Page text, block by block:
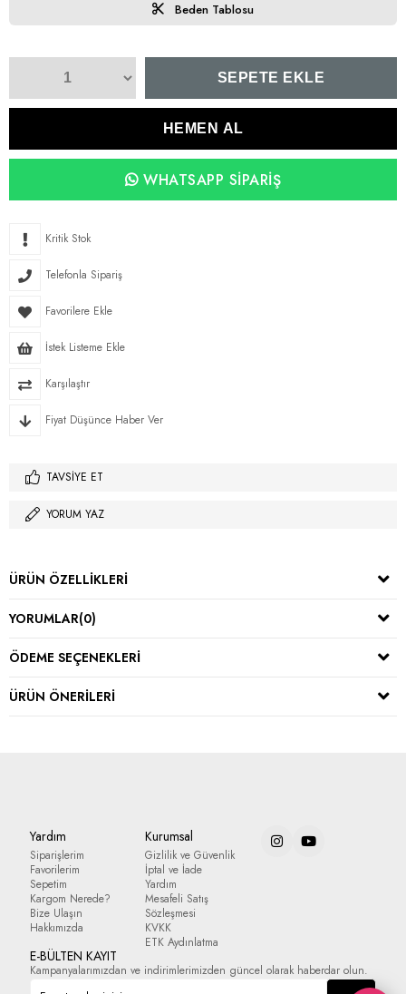
Beden Tablosu
WHATSAPP SIPARIŞ
Kritik Stok
Telefonla Sipariş
Favorilere Ekle
İstek Listeme Ekle
Karşılaştır
Fiyat Düşünce Haber Ver
TAVSIYE ET
YORUM YAZ
ÜRÜN ÖZELLIKLERI
YORUMLAR(0)
ÖDEME SEÇENEKLERI
ÜRÜN ÖNERILERI
Yardım
Siparişlerim
Favorilerim
Sepetim
Kargom Nerede?
Bize Ulaşın
Hakkımızda
Kurumsal
Gizlilik ve Güvenlik
İptal ve İade
Yardım
Mesafeli Satış
Sözleşmesi
KVKK
ETK Aydınlatma
E-BÜLTEN KAYIT
Kampanyalarımızdan ve indirimlerimizden güncel olarak haberdar olun.